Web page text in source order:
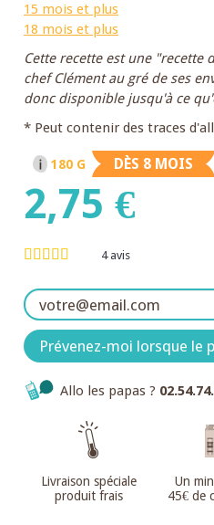
15 mois et plus
18 mois et plus
Cette recette est une "recette
chef Clément au gré de ses
donc disponible jusqu'à ce
* Peut contenir des traces
180 G DÈS 8 MOIS
2,75 €
4 avis
Prévenez-moi lorsque le
Allo les papas ?
Livraison spéciale
produit frais
Un
45€ de